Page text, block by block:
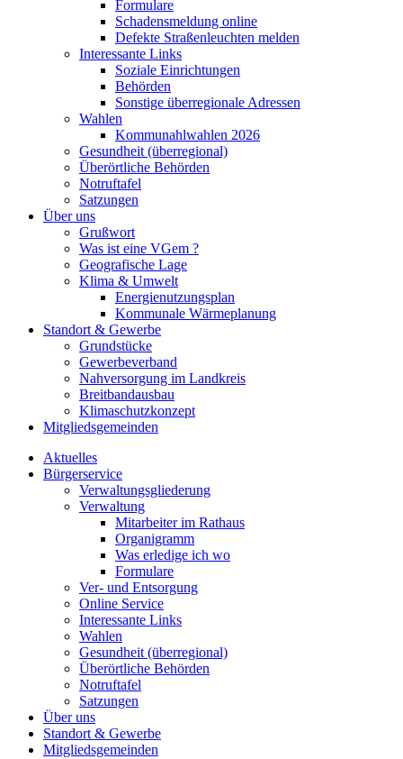
Formulare
Schadensmeldung online
Defekte Straßenleuchten melden
Interessante Links
Soziale Einrichtungen
Behörden
Sonstige überregionale Adressen
Wahlen
Kommunahlwahlen 2026
Gesundheit (überregional)
Überörtliche Behörden
Notruftafel
Satzungen
Über uns
Grußwort
Was ist eine VGem ?
Geografische Lage
Klima & Umwelt
Energienutzungsplan
Kommunale Wärmeplanung
Standort & Gewerbe
Grundstücke
Gewerbeverband
Nahversorgung im Landkreis
Breitbandausbau
Klimaschutzkonzept
Mitgliedsgemeinden
Aktuelles
Bürgerservice
Verwaltungsgliederung
Verwaltung
Mitarbeiter im Rathaus
Organigramm
Was erledige ich wo
Formulare
Ver- und Entsorgung
Online Service
Interessante Links
Wahlen
Gesundheit (überregional)
Überörtliche Behörden
Notruftafel
Satzungen
Über uns
Standort & Gewerbe
Mitgliedsgemeinden